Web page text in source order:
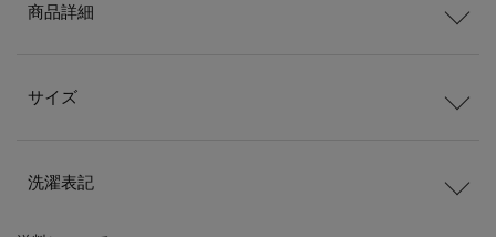
商品詳細
サイズ
洗濯表記